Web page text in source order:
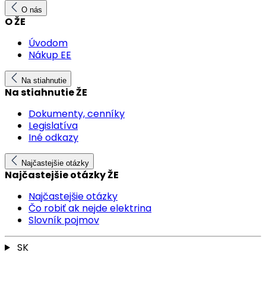
O nás
O ŽE
Úvodom
Nákup EE
Na stiahnutie
Na stiahnutie ŽE
Dokumenty, cenníky
Legislatíva
Iné odkazy
Najčastejšie otázky
Najčastejšie otázky ŽE
Najčastejšie otázky
Čo robiť ak nejde elektrina
Slovník pojmov
SK